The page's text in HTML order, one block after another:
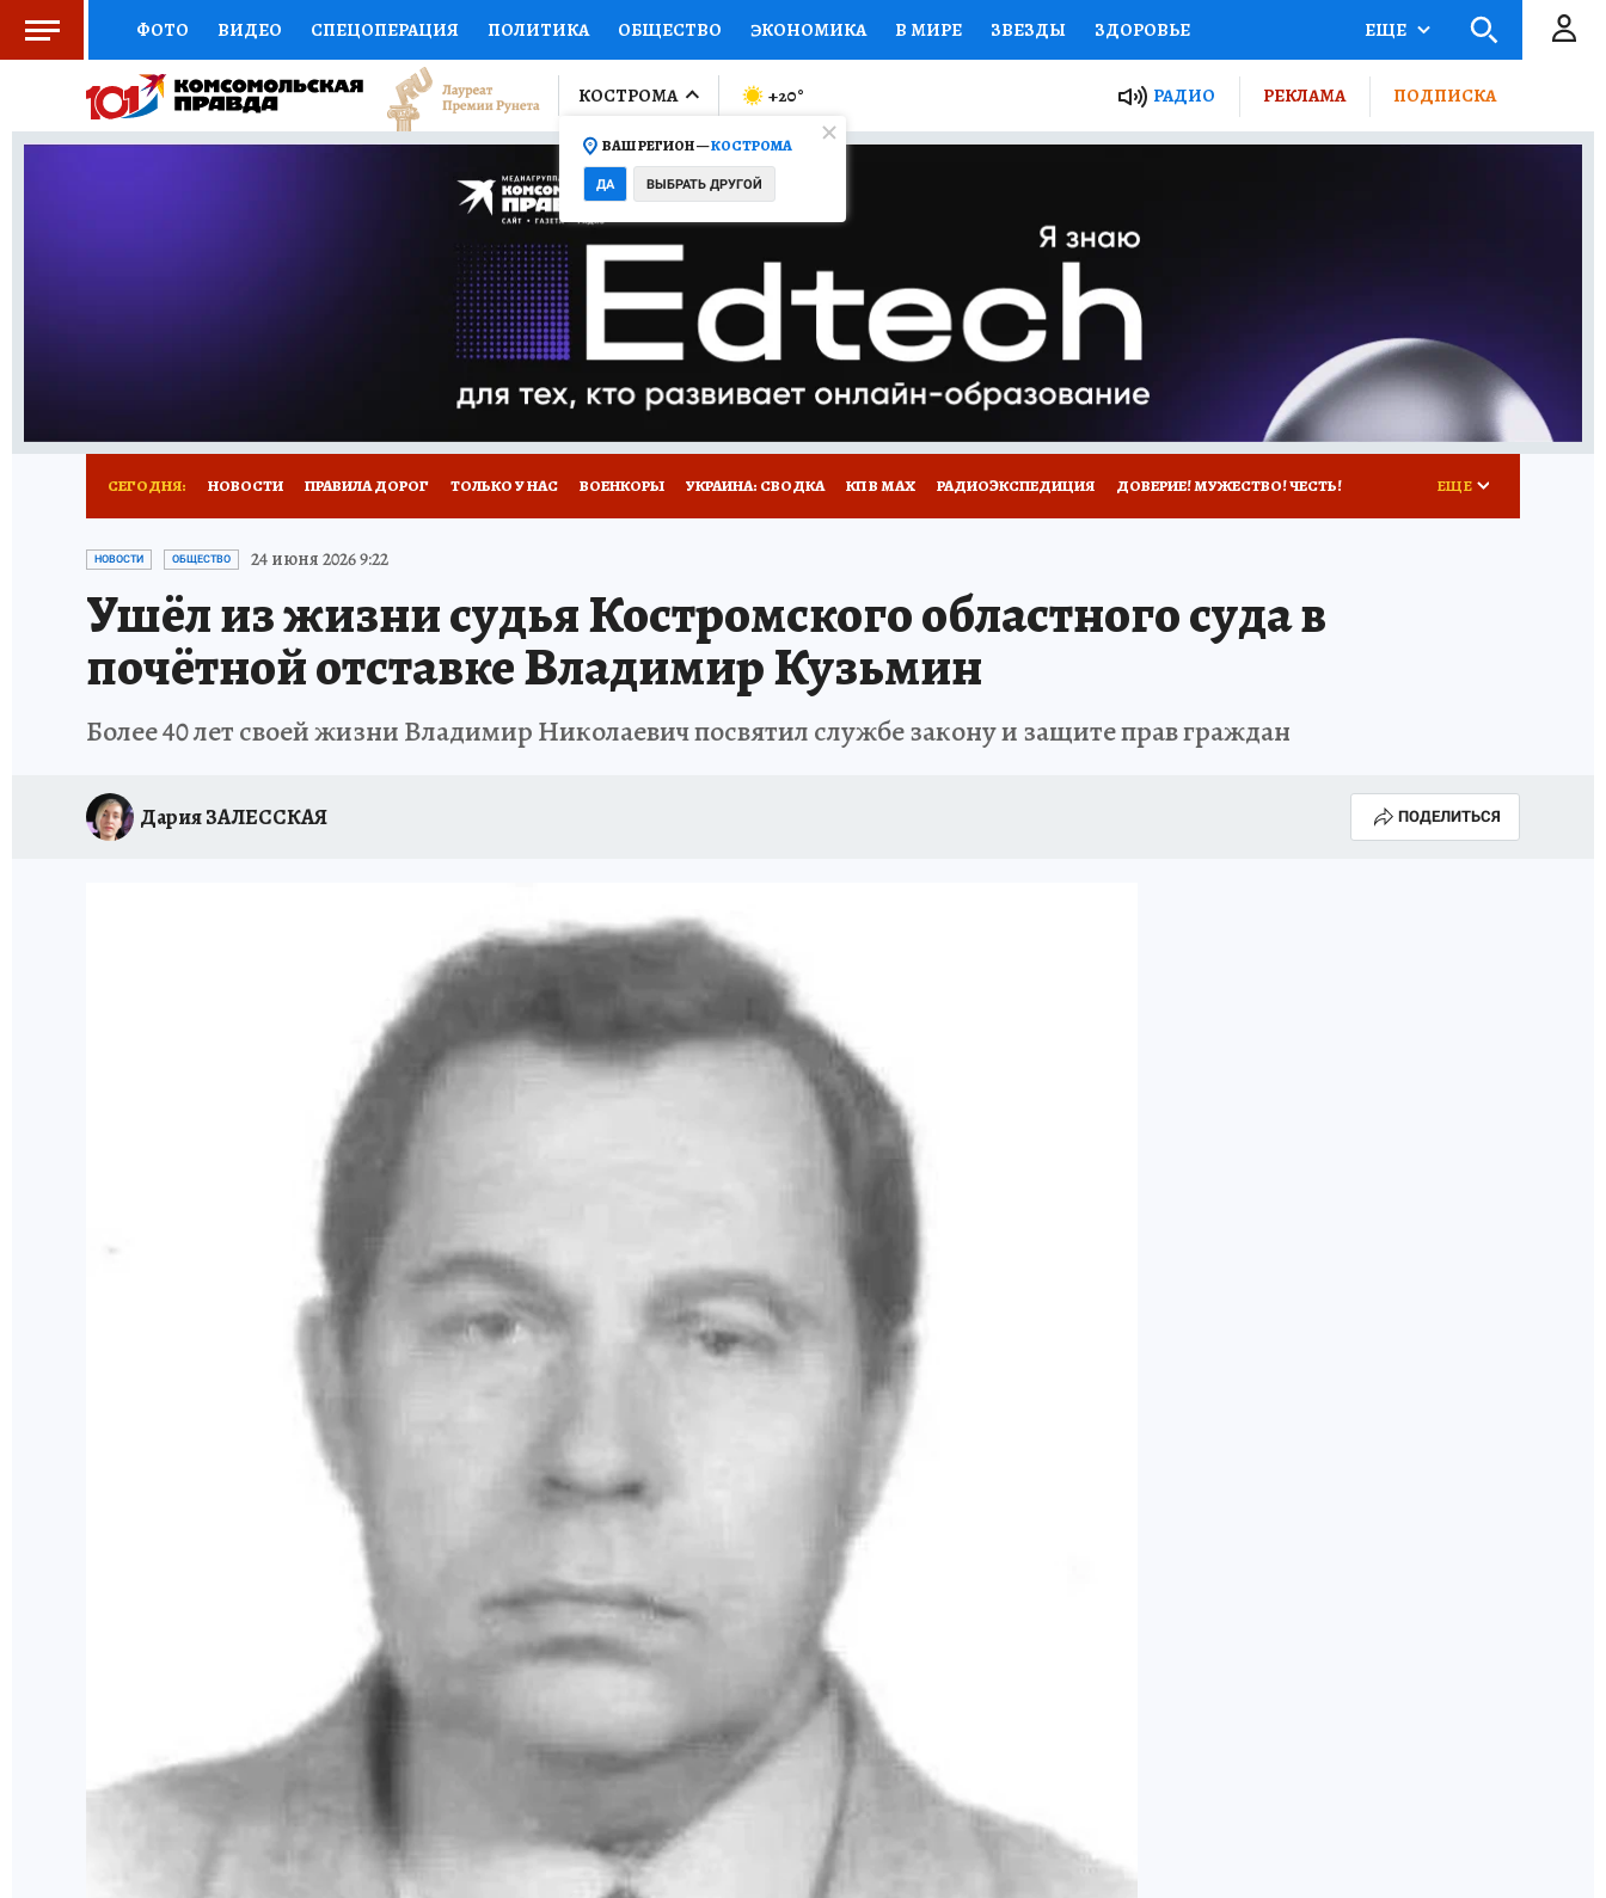
ФОТО ВИДЕО СПЕЦОПЕРАЦИЯ ПОЛИТИКА ОБЩЕСТВО ЭКОНОМИКА В МИРЕ ЗВЕЗДЫ ЗДОРОВЬЕ
СОЦПОДДЕРЖКА НАУКА СПОРТ КОЛУМНИСТЫ ПРОИСШЕСТВИЯ НАЦИОНАЛЬНЫЕ ПРОЕКТЫ РОССИИ
ВЫБОР ЭКСПЕРТОВ ДОКТОР ФИНАНСЫ ОТКРЫВАЕМ МИР Я ЗНАЮ СЕМЬЯ ЖЕНСКИЕ СЕКРЕТЫ ПУТЕВОДИТЕЛЬ
ПРОГНОЗЫ НА СПОРТ ПРОМОКОДЫ СЕРИАЛЫ
ТЕЛЕВИЗОР КОЛЛЕКЦИИ КОНКУРСЫ ГИД ПОТРЕБИТЕЛЯ
НОВОЕ НА САЙТЕ
ЕЩЕ
КОСТРОМА
ВАШ РЕГИОН —КОСТРОМА
ДА ВЫБРАТЬ ДРУГОЙ
+20° РАДИО РЕКЛАМА ПОДПИСКА
СЕГОДНЯ: НОВОСТИ ПРАВИЛА ДОРОГ ТОЛЬКО У НАС ВОЕНКОРЫ УКРАИНА: СВОДКА КП В МАХ РАДИОЭКСПЕДИЦИЯ ДОВЕРИЕ! МУЖЕСТВО! ЧЕСТЬ!
НОВОГОДНИЙ ШОПИНГ В КОСТРОМЕ
СЕМЬЯ В ПОГОНАХ ИСПЫТАНО НА СЕБЕ
ЕЩЕ
НОВОСТИ ОБЩЕСТВО 24 июня 2026 9:22
Ушёл из жизни судья Костромского областного суда в
почётной отставке Владимир Кузьмин
Более 40 лет своей жизни Владимир Николаевич посвятил службе закону и защите прав граждан
Дария ЗАЛЕССКАЯ ПОДЕЛИТЬСЯ